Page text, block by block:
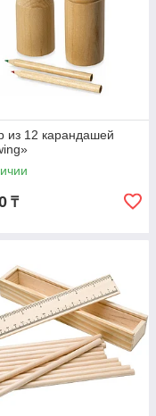
из 12 карандашей
₸